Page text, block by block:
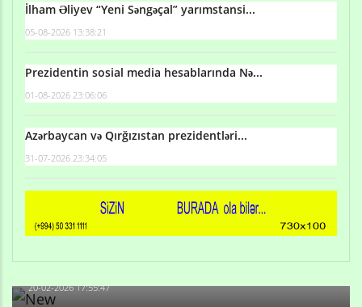
İlham Əliyev “Yeni Səngəçal” yarımstansi...
05-08-2026 13:38:21
Prezidentin sosial media hesablarında Nə...
01-08-2026 23:06:06
Azərbaycan və Qırğızıstan prezidentləri...
31-07-2026 23:34:05
Qulu Məhərrəmli: Sosial şəbəkələrdə söyüş niyə artıb?
20-02-2026 17:55:47
Məni bura NAZİR GÖNDƏRİB - 1937-ci ildən fəaliyyətdə